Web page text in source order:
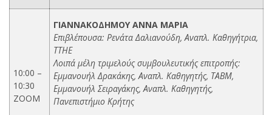
10:00 –
10:30
ZOOM
ΓΙΑΝΝΑΚΟΔΗΜΟΥ ΑΝΝΑ ΜΑΡΙΑ
Επιβλέπουσα: Ρενάτα Δαλιανούδη, Αναπλ. Καθηγήτρια,
ΤΤΗΕ
Λοιπά μέλη τριμελούς συμβουλευτικής επιτροπής:
Εμμανουήλ Δρακάκης, Αναπλ. Καθηγητής, ΤΑΒΜ,
Εμμανουήλ Σειραγάκης, Αναπλ. Καθηγητής,
Πανεπιστήμιο Κρήτης